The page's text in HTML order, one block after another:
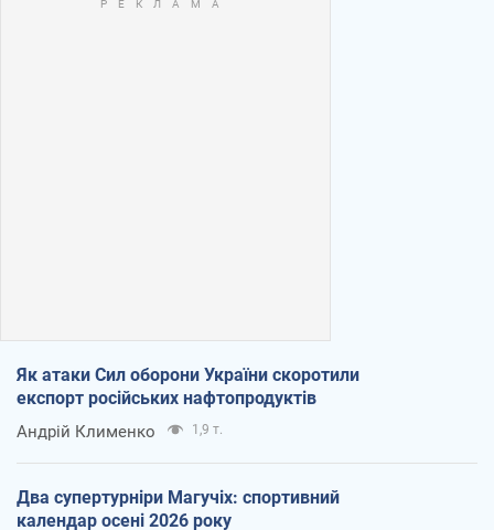
Як атаки Сил оборони України скоротили
експорт російських нафтопродуктів
Андрій Клименко 1,9 т.
Два супертурніри Магучіх: спортивний
календар осені 2026 року